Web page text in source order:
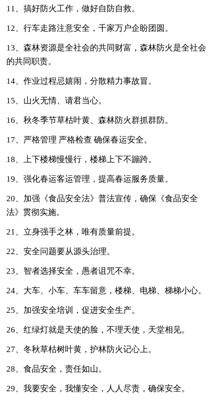
11、搞好防火工作，做好自防自救。
12、行车走路注意安全，千家万户企盼团圆。
13、森林资源是全社会的共同财富，森林防火是全社会
的共同职责。
14、作业过程忌嬉闹，分散精力事故冒。
15、山火无情、请君当心。
16、秋冬季节草枯叶黄、森林防火群抓群防。
17、严格管理 严格检查 确保春运安全。
18、上下楼梯慢慢行，楼梯上下不蹦跨。
19、强化春运客运管理，提高春运服务质量。
20、加强《食品安全法》普法宣传，确保《食品安全
法》贯彻实施。
21、立身强手之林，唯有质量前提。
22、安全问题要从源头治理。
23、智者选择安全，愚者诅咒不幸。
24、大车、小车、车车留意，楼梯、电梯、梯梯小心。
25、加强安全培训，促进安全生产。
26、红绿灯就是天使的脸，不理天使，天堂相见。
27、冬秋草枯树叶黄，护林防火记心上。
28、食品安全，责任如山。
29、我要安全，我懂安全，人人尽责，确保安全。